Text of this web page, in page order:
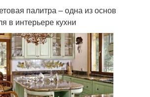
палитра – одна из основ
в интерьере кухни